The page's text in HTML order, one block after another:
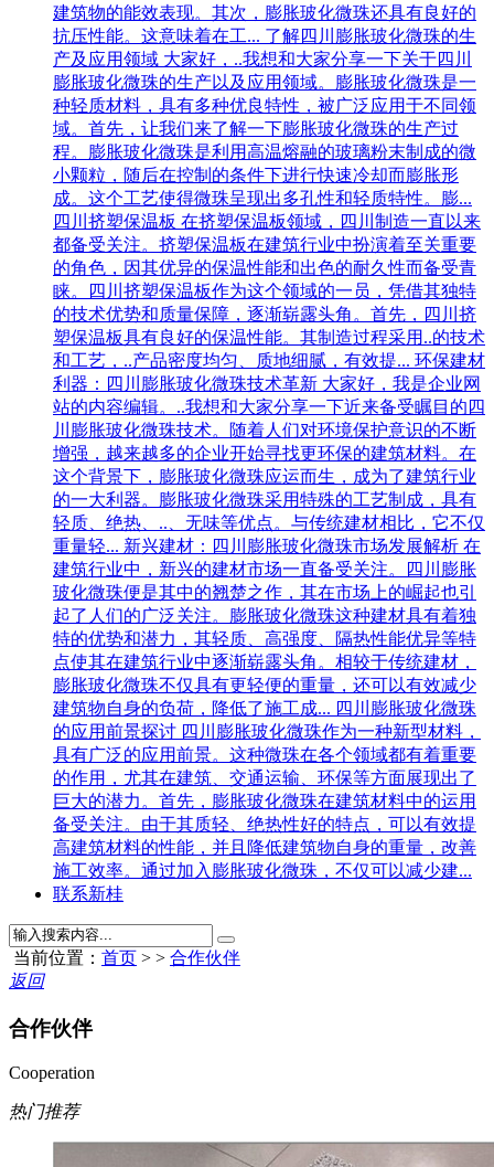
建筑物的能效表现。其次，膨胀玻化微珠还具有良好的
抗压性能。这意味着在工... 了解四川膨胀玻化微珠的生
产及应用领域 大家好，..我想和大家分享一下关于四川
膨胀玻化微珠的生产以及应用领域。膨胀玻化微珠是一
种轻质材料，具有多种优良特性，被广泛应用于不同领
域。首先，让我们来了解一下膨胀玻化微珠的生产过
程。膨胀玻化微珠是利用高温熔融的玻璃粉末制成的微
小颗粒，随后在控制的条件下进行快速冷却而膨胀形
成。这个工艺使得微珠呈现出多孔性和轻质特性。膨...
四川挤塑保温板 在挤塑保温板领域，四川制造一直以来
都备受关注。挤塑保温板在建筑行业中扮演着至关重要
的角色，因其优异的保温性能和出色的耐久性而备受青
睐。四川挤塑保温板作为这个领域的一员，凭借其独特
的技术优势和质量保障，逐渐崭露头角。首先，四川挤
塑保温板具有良好的保温性能。其制造过程采用..的技术
和工艺，..产品密度均匀、质地细腻，有效提... 环保建材
利器：四川膨胀玻化微珠技术革新 大家好，我是企业网
站的内容编辑。..我想和大家分享一下近来备受瞩目的四
川膨胀玻化微珠技术。随着人们对环境保护意识的不断
增强，越来越多的企业开始寻找更环保的建筑材料。在
这个背景下，膨胀玻化微珠应运而生，成为了建筑行业
的一大利器。膨胀玻化微珠采用特殊的工艺制成，具有
轻质、绝热、..、无味等优点。与传统建材相比，它不仅
重量轻... 新兴建材：四川膨胀玻化微珠市场发展解析 在
建筑行业中，新兴的建材市场一直备受关注。四川膨胀
玻化微珠便是其中的翘楚之作，其在市场上的崛起也引
起了人们的广泛关注。膨胀玻化微珠这种建材具有着独
特的优势和潜力，其轻质、高强度、隔热性能优异等特
点使其在建筑行业中逐渐崭露头角。相较于传统建材，
膨胀玻化微珠不仅具有更轻便的重量，还可以有效减少
建筑物自身的负荷，降低了施工成... 四川膨胀玻化微珠
的应用前景探讨 四川膨胀玻化微珠作为一种新型材料，
具有广泛的应用前景。这种微珠在各个领域都有着重要
的作用，尤其在建筑、交通运输、环保等方面展现出了
巨大的潜力。首先，膨胀玻化微珠在建筑材料中的运用
备受关注。由于其质轻、绝热性好的特点，可以有效提
高建筑材料的性能，并且降低建筑物自身的重量，改善
施工效率。通过加入膨胀玻化微珠，不仅可以减少建...
联系新桂
当前位置： 首页 > > 合作伙伴
返回
合作伙伴
Cooperation
热门推荐